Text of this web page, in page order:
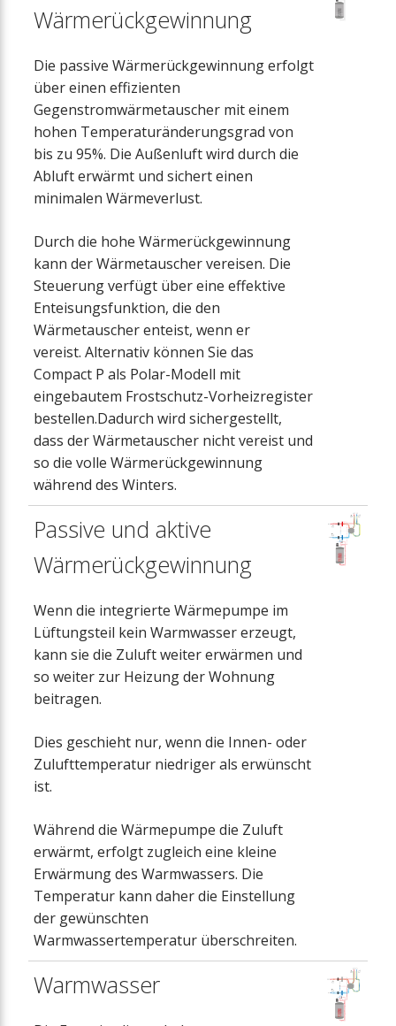
Wärmerückgewinnung
Die passive Wärmerückgewinnung erfolgt
über einen effizienten
Gegenstromwärmetauscher mit einem
hohen Temperaturänderungsgrad von
bis zu 95%. Die Außenluft wird durch die
Abluft erwärmt und sichert einen
minimalen Wärmeverlust.
Durch die hohe Wärmerückgewinnung
kann der Wärmetauscher vereisen. Die
Steuerung verfügt über eine effektive
Enteisungsfunktion, die den
Wärmetauscher enteist, wenn er
vereist. Alternativ können Sie das
Compact P als Polar-Modell mit
eingebautem Frostschutz-Vorheizregister
bestellen.Dadurch wird sichergestellt,
dass der Wärmetauscher nicht vereist und
so die volle Wärmerückgewinnung
während des Winters.
Passive und aktive
Wärmerückgewinnung
Wenn die integrierte Wärmepumpe im
Lüftungsteil kein Warmwasser erzeugt,
kann sie die Zuluft weiter erwärmen und
so weiter zur Heizung der Wohnung
beitragen.
Dies geschieht nur, wenn die Innen- oder
Zulufttemperatur niedriger als erwünscht
ist.
Während die Wärmepumpe die Zuluft
erwärmt, erfolgt zugleich eine kleine
Erwärmung des Warmwassers. Die
Temperatur kann daher die Einstellung
der gewünschten
Warmwassertemperatur überschreiten.
Warmwasser